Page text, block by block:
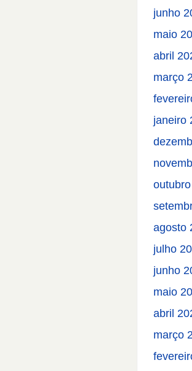
junho
maio
abril
março
janeiro
agosto
julho
junho
maio
abril
março